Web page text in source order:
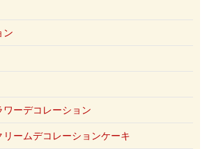
ン
ーデコレーション
ームデコレーションケーキ